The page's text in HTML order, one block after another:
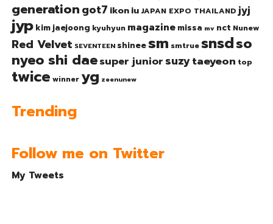
generationgot7 ikoniu JAPAN EXPO THAILAND jyj
jyp kim jaejoong kyuhyun magazine missa mv nct Nunew
Red Velvet SEVENTEEN shinee sm smtrue snsdso
nyeo shi daesuper junior suzytaeyeon top
twice winner yg zeenunew
Trending
Follow me on Twitter
My Tweets